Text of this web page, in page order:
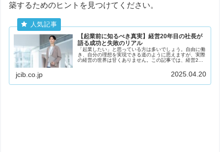
築するためのヒントを見つけてください。
【起業前に知るべき真実】経営20年目の社長が
語る成功と失敗のリアル
「起業したい」と思っている方は多いでしょう。自由に働
き、自分の理想を実現できる道のように思えますが、実際
の経営の世界は甘くありません。この記事では、経営20
jcib.co.jp 2025.04.20